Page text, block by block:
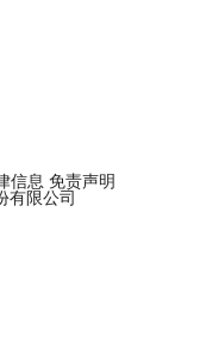
信息 免责声明
有限公司